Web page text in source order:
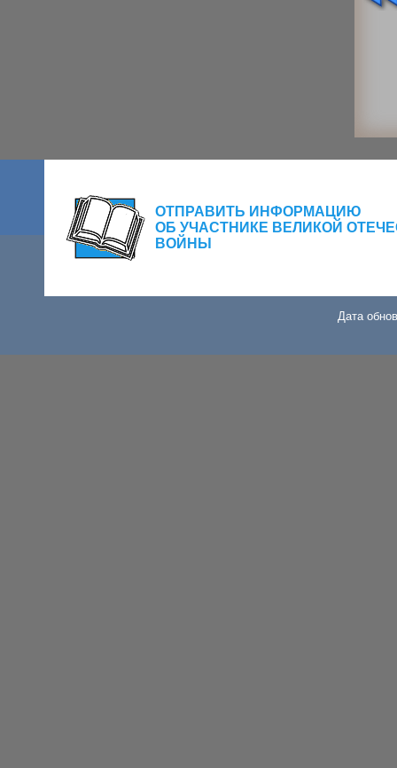
ОТПРАВИТЬ ИНФОРМАЦИЮ
ОБ УЧАСТНИКЕ ВЕЛИКОЙ
ВОЙНЫ
Дата